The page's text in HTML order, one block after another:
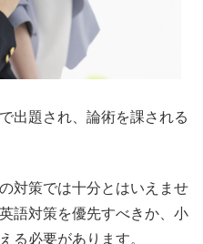
出題され、論術を課される
対策では十分とはいえませ
語対策を優先すべきか、小
る必要があります。